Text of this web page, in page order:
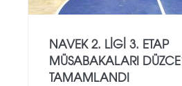
NAVEK 2. LIGI 3. ETAP
MÜSABAKALARI
TAMAMLANDI